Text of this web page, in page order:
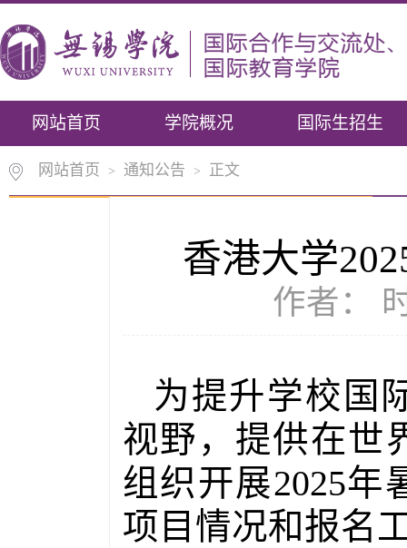
网站首页 学院概况 国际生招生
网站首页 > 通知公告 > 正文
香港大学
作者：
为提升学校国
视野，提供在世
组织开展2025年
项目情况和报名